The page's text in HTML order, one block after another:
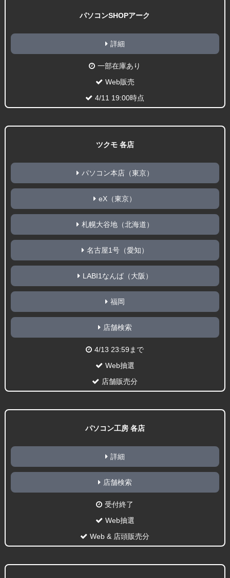
パソコンSHOPアーク
詳細
一部在庫あり
Web販売
4/11 19:00時点
ツクモ 各店
パソコン本店（東京）
eX（東京）
札幌大谷地（北海道）
名古屋1号（愛知）
LABI1なんば（大阪）
福岡
店舗検索
4/13 23:59まで
Web抽選
店舗販売分
パソコン工房 各店
詳細
店舗検索
受付終了
Web抽選
Web & 店頭販売分